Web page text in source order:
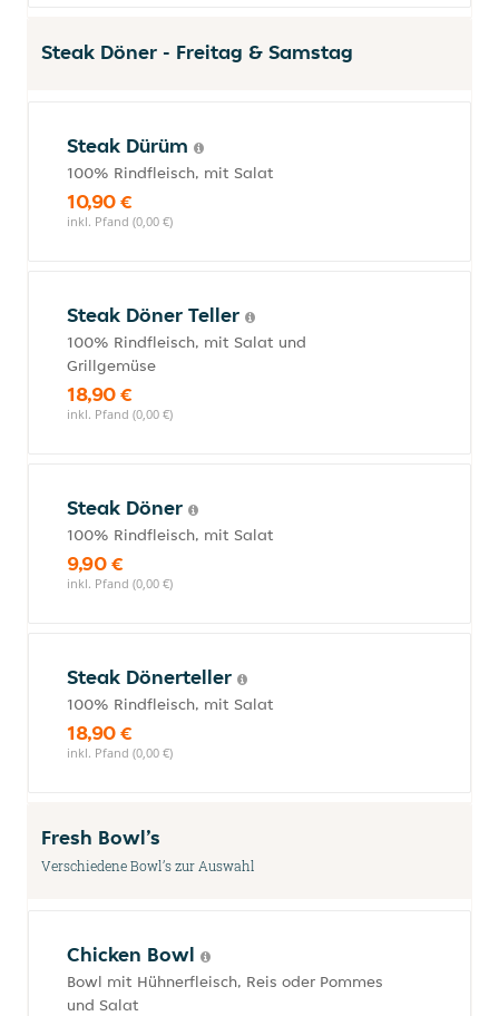
Steak Döner - Freitag & Samstag
Steak Dürüm
100% Rindfleisch, mit Salat
10,90 €
inkl. Pfand (0,00 €)
Steak Döner Teller
100% Rindfleisch, mit Salat und
Grillgemüse
18,90 €
inkl. Pfand (0,00 €)
Steak Döner
100% Rindfleisch, mit Salat
9,90 €
inkl. Pfand (0,00 €)
Steak Dönerteller
100% Rindfleisch, mit Salat
18,90 €
inkl. Pfand (0,00 €)
Fresh Bowl’s
Verschiedene Bowl’s zur Auswahl
Chicken Bowl
Bowl mit Hühnerfleisch, Reis oder Pommes
und Salat